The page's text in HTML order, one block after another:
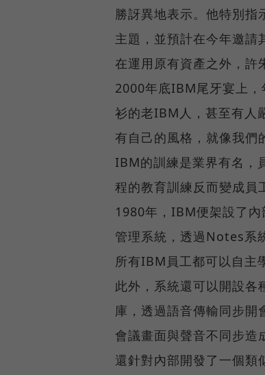
勝訝異地表示。他特別
主題，並預計在今年邀請
在運用原有資產之外，許
2000年底IBM尾牙宴上
衫的老IBM人，甚至有人
有自己的風格，就像我們
IBM的訓練是業界有名，
程的教育訓練反而變成員
1980年，IBM便架設了
管理系統，透過Notes系
所有IBM員工都可以自主
此外，系統還可以開設各
庫，透過語音傳輸同步開
會議畫面與聲音不同步
還針對內部開發了一個